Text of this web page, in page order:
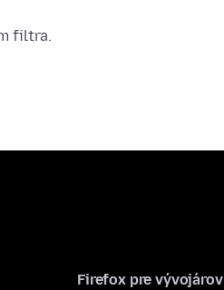
filtra.
Firefox pre vývojárov